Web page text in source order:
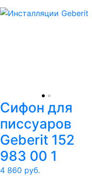
Сифон для
писсуаров
Geberit 152
983 00 1
4 860 руб.